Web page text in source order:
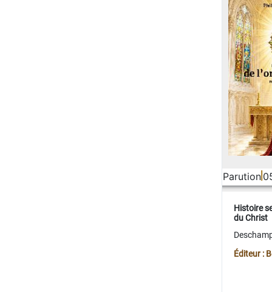
Parution
Histoire
du Christ
Éditeur :